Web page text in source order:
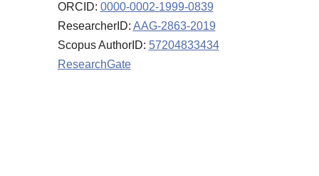
ORCID: 0000-0002-1999-0839
ResearcherID: AAG-2863-2019
Scopus AuthorID: 57204833434
ResearchGate